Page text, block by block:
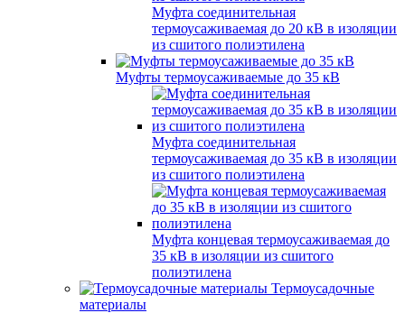
Муфта соединительная
термоусаживаемая до 20 кВ в изоляции
из сшитого полиэтилена
Муфты термоусаживаемые до 35 кВ
Муфта соединительная
термоусаживаемая до 35 кВ в изоляции
из сшитого полиэтилена
Муфта концевая термоусаживаемая до
35 кВ в изоляции из сшитого
полиэтилена
Термоусадочные
материалы